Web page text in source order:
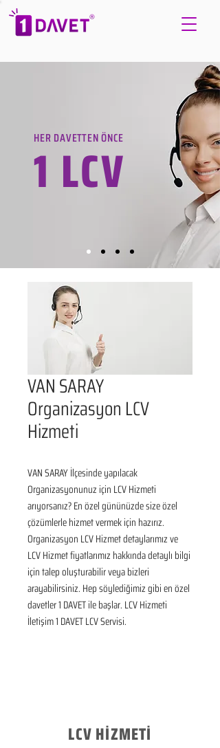
HER DAVETTEN ÖNCE
1 LCV
VAN SARAY
Organizasyon LCV
Hizmeti
VAN SARAY İlçesinde yapılacak
Organizasyonunuz için LCV Hizmeti
arıyorsanız? En özel gününüzde size özel
çözümlerle hizmet vermek için hazırız.
Organizasyon LCV Hizmet detaylarımız ve
LCV Hizmet fiyatlarımız hakkında detaylı bilgi
için talep oluşturabilir veya bizleri
arayabilirsiniz. Hep söylediğimiz gibi en özel
davetler 1 DAVET ile başlar. LCV Hizmeti
İletişim 1 DAVET LCV Servisi.
LCV HİZMETİ